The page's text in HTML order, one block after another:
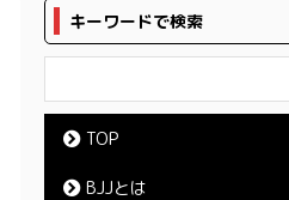
キーワードで検索
TOP
BJJとは